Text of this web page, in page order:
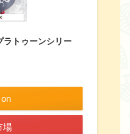
トゥーンシリー
場